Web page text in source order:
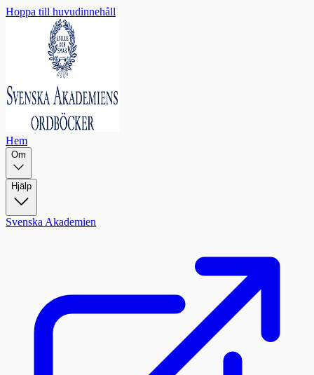
Hoppa till huvudinnehåll
Hem
Om
Hjälp
Svenska Akademien